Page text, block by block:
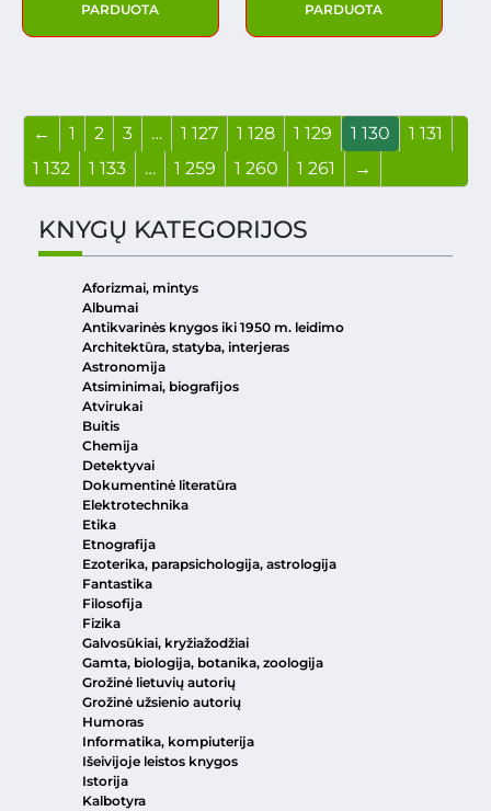
PARDUOTA PARDUOTA
← 1 2 3 … 1 127 1 128 1 129 1 130
1 131
1 132
1 133 … 1 259 1 260 1 261 →
KNYGŲ KATEGORIJOS
Aforizmai, mintys
Albumai
Antikvarinės knygos iki 1950 m. leidimo
Architektūra, statyba, interjeras
Astronomija
Atsiminimai, biografijos
Atvirukai
Buitis
Chemija
Detektyvai
Dokumentinė literatūra
Elektrotechnika
Etika
Etnografija
Ezoterika, parapsichologija, astrologija
Fantastika
Filosofija
Fizika
Galvosūkiai, kryžiažodžiai
Gamta, biologija, botanika, zoologija
Grožinė lietuvių autorių
Grožinė užsienio autorių
Humoras
Informatika, kompiuterija
Išeivijoje leistos knygos
Istorija
Kalbotyra